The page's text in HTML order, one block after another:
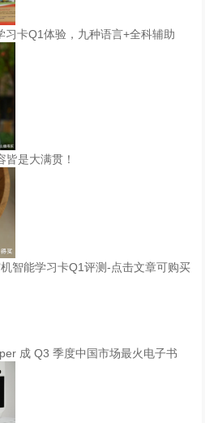
卡Q1体验，九种语言+全科辅助
是大满贯！
智能学习卡Q1评测-点击文章可购买
成 Q3 季度中国市场最火电子书